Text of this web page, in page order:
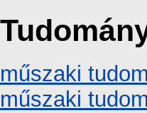
műszaki
műszaki